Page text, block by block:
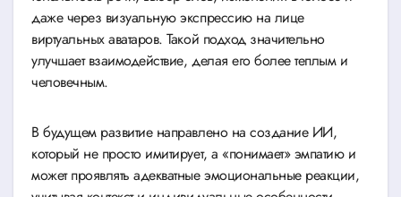
даже через визуальную экспрессию на лице
виртуальных аватаров. Такой подход значительно
улучшает взаимодействие, делая его более теплым и
человечным.
В будущем развитие направлено на создание ИИ,
который не просто имитирует, а «понимает» эмпатию и
может проявлять адекватные эмоциональные реакции,